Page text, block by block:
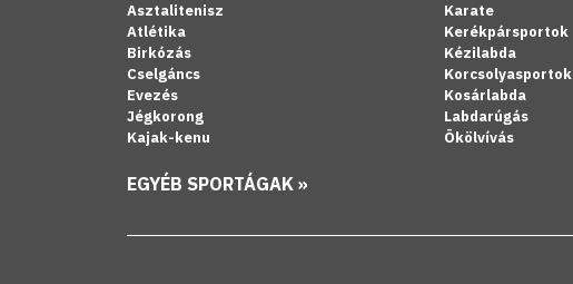
Asztalitenisz
Atlétika
Birkózás
Cselgáncs
Evezés
Jégkorong
Kajak-kenu
Karate
Kerékpársportok
Kézilabda
Korcsolyasportok
Kosárlabda
Labdarúgás
Ökölvívás
EGYÉB SPORTÁGAK »